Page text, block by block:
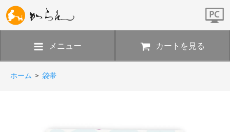
メニュー カートを見る
ホーム > 袋帯